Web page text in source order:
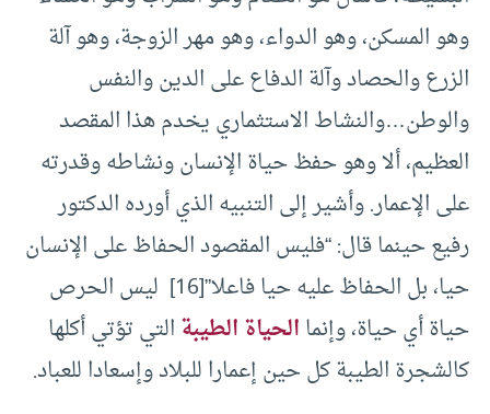
وهو المسكن، وهو الدواء، وهو مهر الزوجة، وهو آلة
الزرع والحصاد وآلة الدفاع على الدين والنفس
والوطن…والنشاط الاستثماري يخدم هذا المقصد
العظيم، ألا وهو حفظ حياة الإنسان ونشاطه وقدرته
على الإعمار. وأشير إلى التنبيه الذي أورده الدكتور
رفيع حينما قال: “فليس المقصود الحفاظ على الإنسان
حيا، بل الحفاظ عليه حيا فاعلا”[16] ليس الحرص
حياة أي حياة، وإنماالحياة الطيبةالتي تؤتي أكلها
كالشجرة الطيبة كل حين إعمارا للبلاد وإسعادا للعباد.